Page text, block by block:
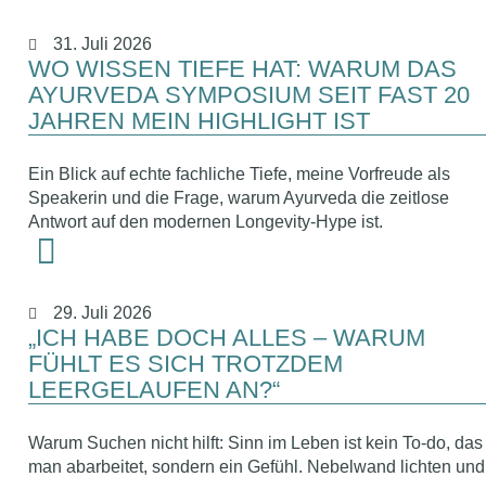
31. Juli 2026
WO WISSEN TIEFE HAT: WARUM DAS
AYURVEDA SYMPOSIUM SEIT FAST 20
JAHREN MEIN HIGHLIGHT IST
Ein Blick auf echte fachliche Tiefe, meine Vorfreude als
Speakerin und die Frage, warum Ayurveda die zeitlose
Antwort auf den modernen Longevity-Hype ist.
29. Juli 2026
„ICH HABE DOCH ALLES – WARUM
FÜHLT ES SICH TROTZDEM
LEERGELAUFEN AN?“
Warum Suchen nicht hilft: Sinn im Leben ist kein To-do, das
man abarbeitet, sondern ein Gefühl. Nebelwand lichten und